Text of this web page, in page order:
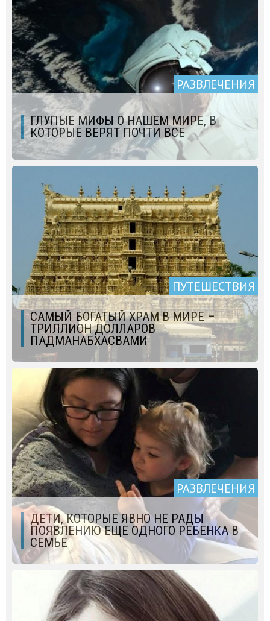
РАЗВЛЕЧЕНИЯ
ГЛУПЫЕ МИФЫ О НАШЕМ МИРЕ, В
КОТОРЫЕ ВЕРЯТ ПОЧТИ ВСЕ
ПУТЕШЕСТВИЯ
САМЫЙ БОГАТЫЙ ХРАМ В МИРЕ –
ТРИЛЛИОН ДОЛЛАРОВ
ПАДМАНАБХАСВАМИ
РАЗВЛЕЧЕНИЯ
ДЕТИ, КОТОРЫЕ ЯВНО НЕ РАДЫ
ПОЯВЛЕНИЮ ЕЩЕ ОДНОГО РЕБЕНКА В
СЕМЬЕ